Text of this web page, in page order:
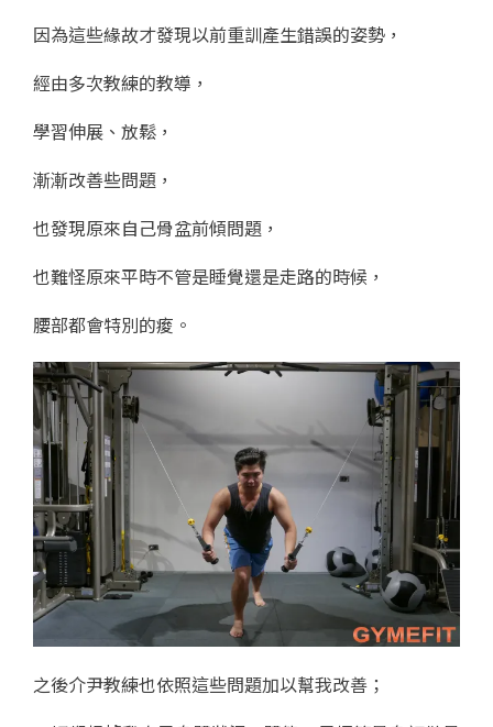
因為這些緣故才發現以前重訓產生錯誤的姿勢，
經由多次教練的教導，
學習伸展、放鬆，
漸漸改善些問題，
也發現原來自己骨盆前傾問題，
也難怪原來平時不管是睡覺還是走路的時候，
腰部都會特別的痠。
之後介尹教練也依照這些問題加以幫我改善；